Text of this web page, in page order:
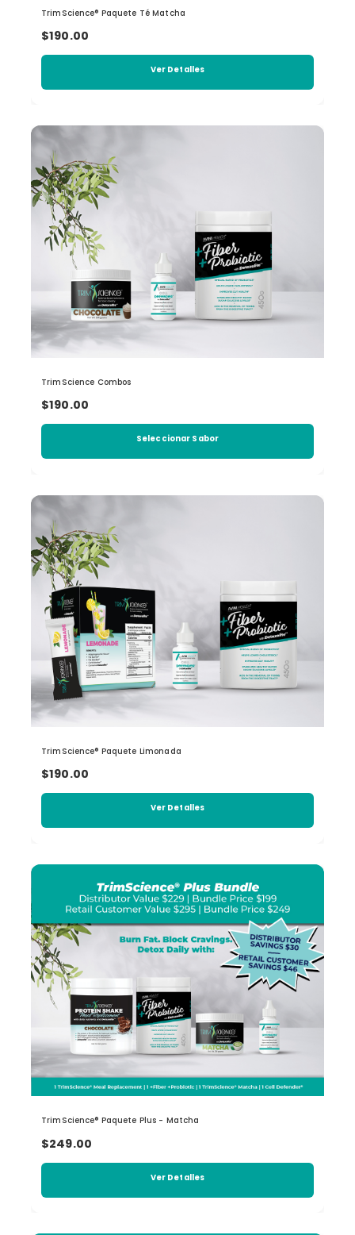
TrimScience® Paquete Té Matcha
$190.00
Ver Detalles
TrimScience Combos
$190.00
Seleccionar Sabor
TrimScience® Paquete Limonada
$190.00
Ver Detalles
TrimScience® Paquete Plus - Matcha
$249.00
Ver Detalles